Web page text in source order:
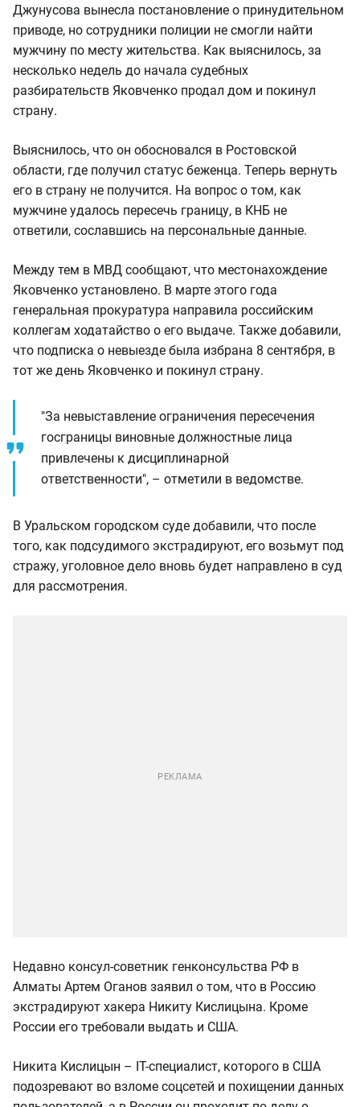
Джунусова вынесла постановление о принудительном
приводе, но сотрудники полиции не смогли найти
мужчину по месту жительства. Как выяснилось, за
несколько недель до начала судебных
разбирательств Яковченко продал дом и покинул
страну.
Выяснилось, что он обосновался в Ростовской
области, где получил статус беженца. Теперь вернуть
его в страну не получится. На вопрос о том, как
мужчине удалось пересечь границу, в КНБ не
ответили, сославшись на персональные данные.
Между тем в МВД сообщают, что местонахождение
Яковченко установлено. В марте этого года
генеральная прокуратура направила российским
коллегам ходатайство о его выдаче. Также добавили,
что подписка о невыезде была избрана 8 сентября, в
тот же день Яковченко и покинул страну.
"За невыставление ограничения пересечения
госграницы виновные должностные лица
привлечены к дисциплинарной
ответственности", – отметили в ведомстве.
В Уральском городском суде добавили, что после
того, как подсудимого экстрадируют, его возьмут под
стражу, уголовное дело вновь будет направлено в суд
для рассмотрения.
Недавно консул-советник генконсульства РФ в
Алматы Артем Оганов заявил о том, что в Россию
экстрадируют хакера Никиту Кислицына. Кроме
России его требовали выдать и США.
Никита Кислицын – IT-специалист, которого в США
подозревают во взломе соцсетей и похищении данных